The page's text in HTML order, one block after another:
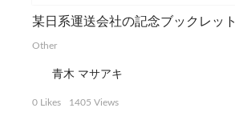
某日系運送会社の記念ブックレット
Other
青木 マサアキ
0 Likes 1405 Views